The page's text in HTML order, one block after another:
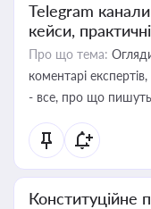
Telegram
кейси,
Про що тема:
коментарі
- все, про що пишуть
Конституційне